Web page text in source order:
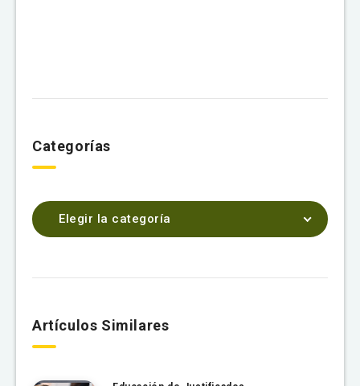
Categorías
Elegir la categoría
Artículos Similares